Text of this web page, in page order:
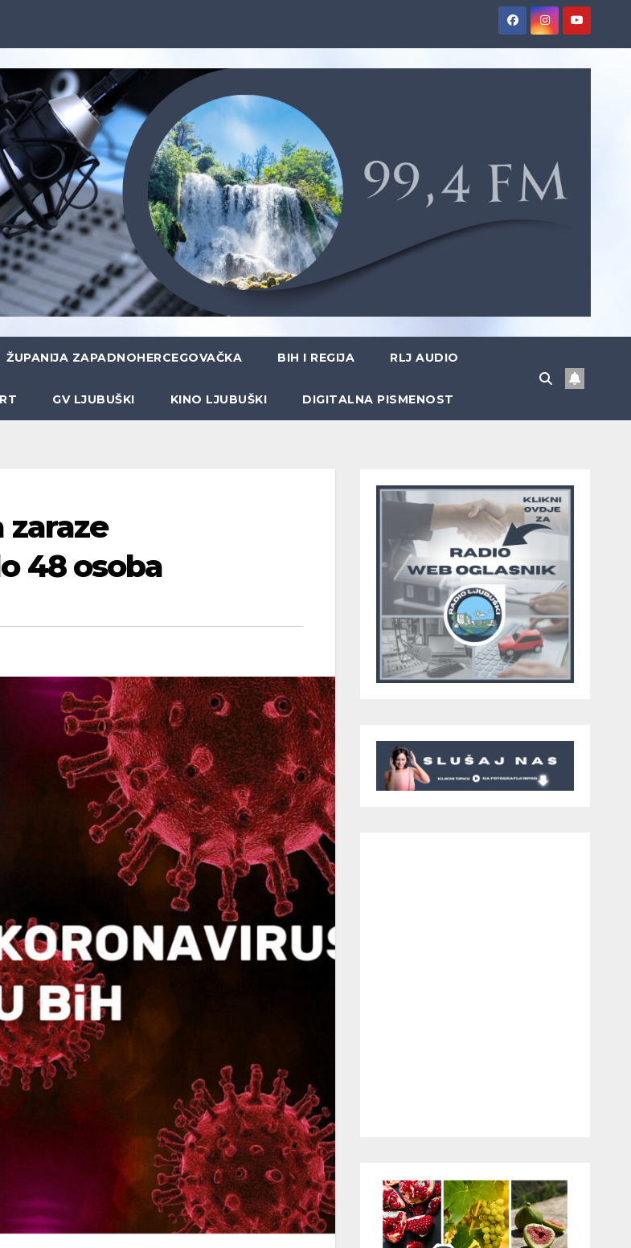
ŽUPANIJA ZAPADNOHERCEGOVAČKA BIH I REGIJA RLJ AUDIO
GV LJUBUŠKI KINO LJUBUŠKI DIGITALNA PISMENOST
zaraze
48 osoba